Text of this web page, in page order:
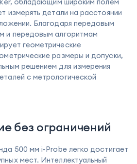
измерять детали на расстоянии
Благодаря передовым
и передовым алгоритмам
геометрические
размеры и допуски,
решением для измерения
с метрологической
без ограничений
500 мм i-Probe легко достигает
мест. Интеллектуальный